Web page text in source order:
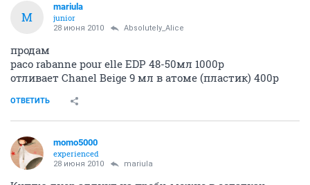
M
mariula
junior
28 июня 2010 Absolutely_Alice
продам
paco rabanne pour elle EDP 48-50мл 1000р
отливает Chanel Beige 9 мл в атоме (пластик) 400р
ОТВЕТИТЬ
momo5000
experienced
28 июня 2010 mariula